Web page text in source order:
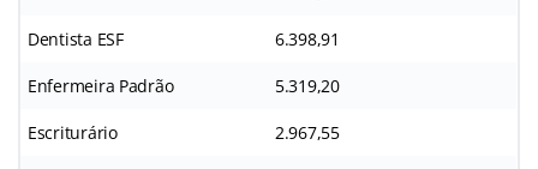
Dentista ESF 6.398,91
Enfermeira Padrão 5.319,20
Escriturário 2.967,55